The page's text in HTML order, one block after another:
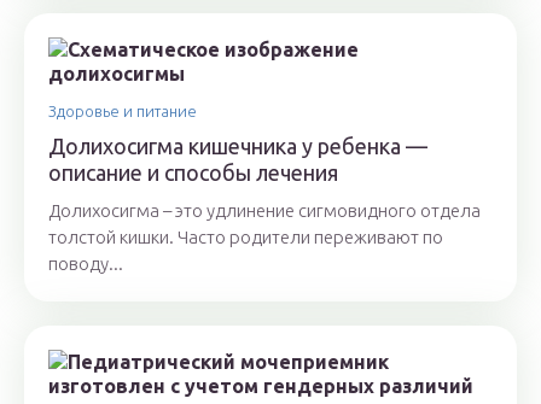
Здоровье и питание
Долихосигма кишечника у ребенка —
описание и способы лечения
Долихосигма – это удлинение сигмовидного отдела
толстой кишки. Часто родители переживают по
поводу...